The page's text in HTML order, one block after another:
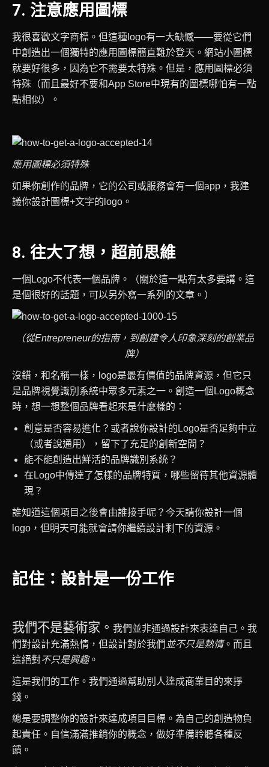
7. 注意應用圖標
我很喜歡文字商標。但這種logo有一大缺憾——要從它們
中創造出一個獨特的應用圖標簡直難於登天。網站小圖標
就要好很多，因為它不需要太特殊。但是，應用圖標必須
特殊（而且最好不要和App Store中現有的圖標哪怕有一點
點相似）。
應用圖標必須特殊
如果你創作的品牌，它的公司或服務會有一個app，我建
議你設計圖標+文字的logo。
8. 往大了想，超前思維
一個Logo不代表一個品牌。（關於這一點有太多要講。這
是個很好的話題，可以另外寫一系列的文章。）
（從Entrepreneur的指南，到創建令人印象深刻的創業品
牌）
沒錯，和名稱一樣，logo是最有價值的品牌資源，但它只
是品牌視覺識別系統中眾多元素之一。創造一個Logo概念
時，想一想整個品牌看起來是什麼樣的：
創意是否容易進化？或者說你設計的Logo是否足夠中立
（或者說通用），留下了充足的創新空間？
能不能創造出鮮活的品牌識別系統？
在Logo中傳達了怎樣的品牌特質，哪些留待其他資源體
現？
誰知道這個項目之後會由誰接手呢？今天請你設計一個
logo，但明天可能就會請你繼續設計剩下的資源。
記住：設計是一份工作
我們不是藝術家。 我們並非通過設計來表達自己。我
們對設計充滿熱情，但設計對於我們 並不只是熱情。而且
這絕對不只是興趣。
這是我們的工作。我們通過幫助別人達成商業目的來掙
錢。
總是要調整你的設計來達成項目目標。為自己的創造物負
起責任。自信滿滿推銷你的概念，做好準備聆聽各種反
饋。